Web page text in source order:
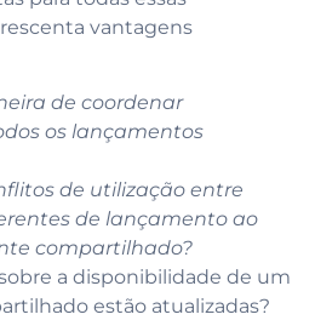
vantagens
de coordenar
os lançamentos
de utilização entre
de lançamento ao
compartilhado?
a disponibilidade de um
estão atualizadas?